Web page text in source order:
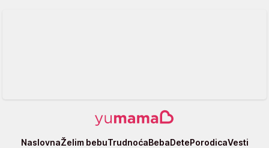
Yumama
NaslovnaŽelim bebuTrudnoćaBebaDetePorodicaVesti